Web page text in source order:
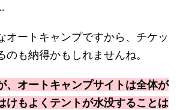
オートキャンプですから、チケッ
のも納得かもしれませんね。
、オートキャンプサイトは全体が
けもよくテントが水没することは